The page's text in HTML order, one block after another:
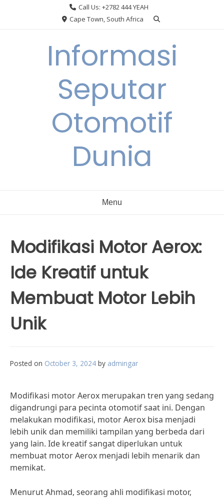
Call Us: +2782 444 YEAH
Cape Town, South Africa
Informasi
Seputar
Otomotif
Dunia
Menu
Modifikasi Motor Aerox:
Ide Kreatif untuk
Membuat Motor Lebih
Unik
Posted on October 3, 2024 by admingar
Modifikasi motor Aerox merupakan tren yang sedang
digandrungi para pecinta otomotif saat ini. Dengan
melakukan modifikasi, motor Aerox bisa menjadi
lebih unik dan memiliki tampilan yang berbeda dari
yang lain. Ide kreatif sangat diperlukan untuk
membuat motor Aerox menjadi lebih menarik dan
memikat.
Menurut Ahmad, seorang ahli modifikasi motor,